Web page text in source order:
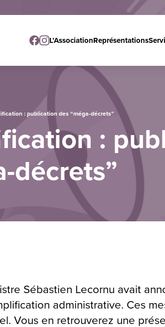
L’AssociationReprésentations
: publication des “méga-décrets”
:
décrets”
Sébastien Lecornu avait
administrative. Ces
Vous en retrouverez une